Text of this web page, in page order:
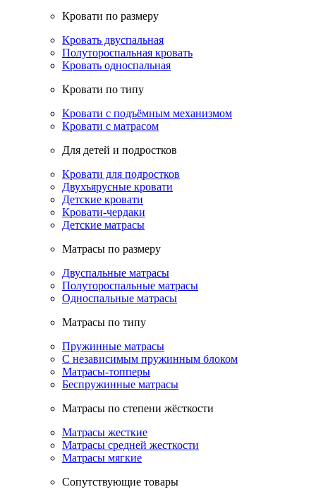
Кровати по размеру
Кровать двуспальная
Полутороспальная кровать
Кровать односпальная
Кровати по типу
Кровати с подъёмным механизмом
Кровати с матрасом
Для детей и подростков
Кровати для подростков
Двухъярусные кровати
Детские кровати
Кровати-чердаки
Детские матрасы
Матрасы по размеру
Двуспальные матрасы
Полутороспальные матрасы
Односпальные матрасы
Матрасы по типу
Пружинные матрасы
С независимым пружинным блоком
Матрасы-топперы
Беспружинные матрасы
Матрасы по степени жёсткости
Матрасы жесткие
Матрасы средней жесткости
Матрасы мягкие
Сопутствующие товары